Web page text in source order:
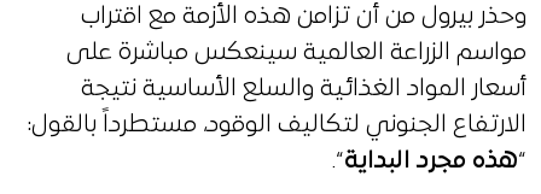
وحذر بيرول من أن تزامن هذه الأزمة مع اقتراب
مواسم الزراعة العالمية سينعكس مباشرة على
أسعار المواد الغذائية والسلع الأساسية نتيجة
الارتفاع الجنوني لتكاليف الوقود، مستطرداً بالقول:
“هذه مجرد البداية“.